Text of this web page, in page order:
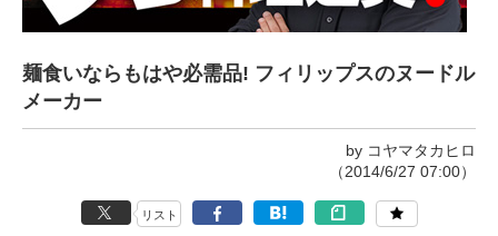
麺食いならもはや必需品! フィリップスのヌードル
メーカー
by コヤマタカヒロ
（2014/6/27 07:00）
リスト